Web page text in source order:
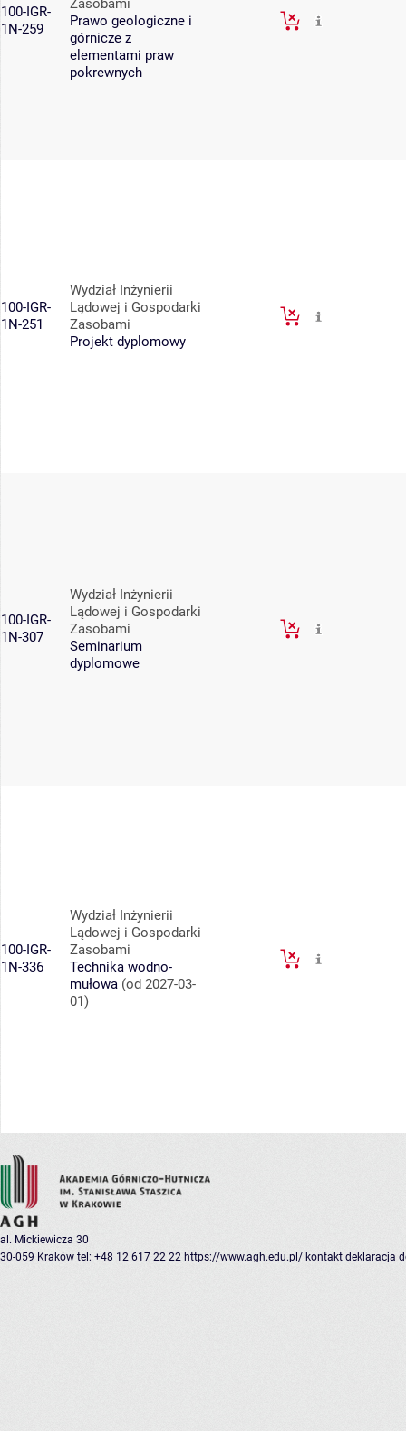
100-IGR-
1N-259
Zasobami
Prawo geologiczne i
górnicze z
elementami praw
pokrewnych
100-IGR-
1N-251
Wydział Inżynierii
Lądowej i Gospodarki
Zasobami
Projekt dyplomowy
100-IGR-
1N-307
Wydział Inżynierii
Lądowej i Gospodarki
Zasobami
Seminarium
dyplomowe
100-IGR-
1N-336
Wydział Inżynierii
Lądowej i Gospodarki
Zasobami
Technika wodno-
mułowa (od 2027-03-
01)
al. Mickiewicza 30
30-059 Kraków tel: +48 12 617 22 22 https://www.agh.edu.pl/ kontakt deklaracja